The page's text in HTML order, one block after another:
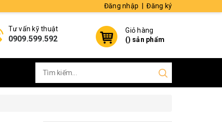
Đăng nhập Đăng ký
Tư vấn kỹ thuật
0909.599.592
Giỏ hàng
() sản phẩm